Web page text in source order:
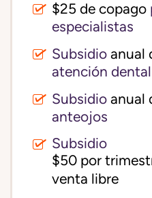
$25 de copago
especialistas
Subsidio anual
atención dental
Subsidio anual
anteojos
Subsidio
$50 por
venta libre